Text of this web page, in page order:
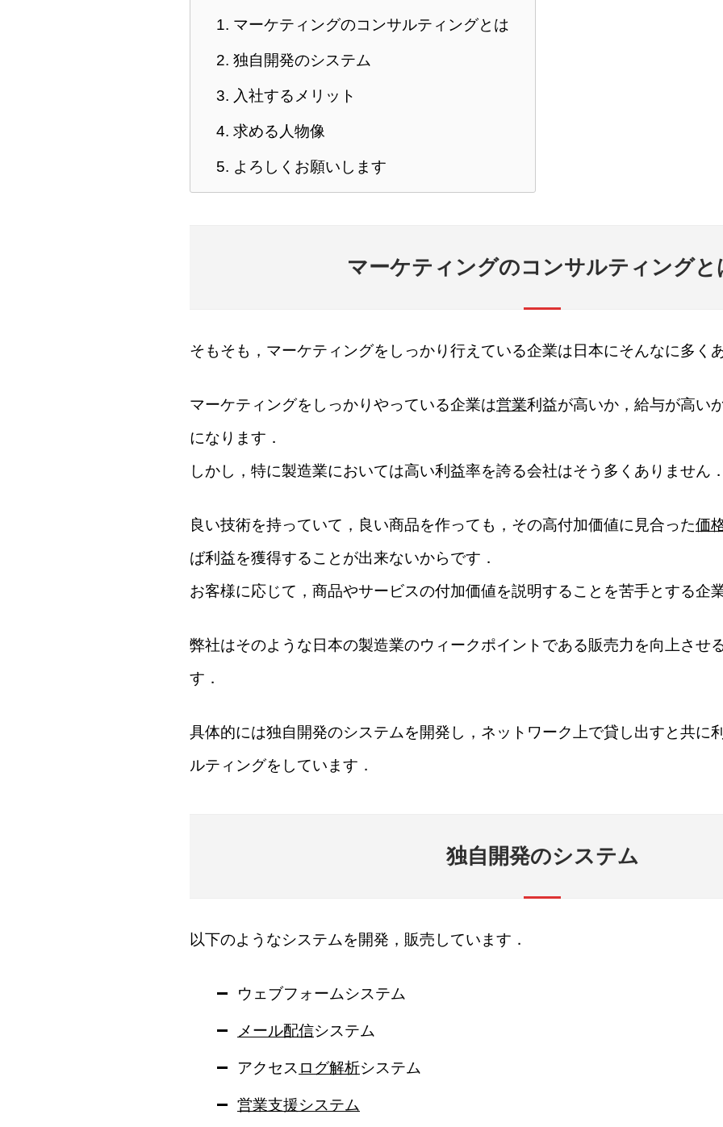
1. マーケティングのコンサルティングとは
2. 独自開発のシステム
3. 入社するメリット
4. 求める人物像
5. よろしくお願いします
マーケティングのコンサルティングと
そもそも，マーケティングをしっかり行えている企業は日本にそんなに多く
マーケティングをしっかりやっている企業は営業利益が高いか，給与が高い
になります．
しかし，特に製造業においては高い利益率を誇る会社はそう多くありません．
良い技術を持っていて，良い商品を作っても，その高付加価値に見合った価
ば利益を獲得することが出来ないからです．
お客様に応じて，商品やサービスの付加価値を説明することを苦手とする企
弊社はそのような日本の製造業のウィークポイントである販売力を向上させ
す．
具体的には独自開発のシステムを開発し，ネットワーク上で貸し出すと共に
ルティングをしています．
独自開発のシステム
以下のようなシステムを開発，販売しています．
ウェブフォームシステム
メール配信システム
アクセス ログ解析システム
営業支援システム